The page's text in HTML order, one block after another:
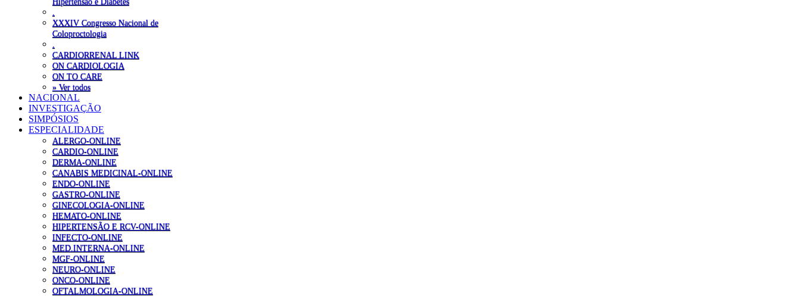
XXXIV Congresso Nacional de
Coloproctologia
CARDIORRENAL LINK
ON CARDIOLOGIA
ON TO CARE
» Ver todos
NACIONAL
INVESTIGAÇÃO
SIMPÓSIOS
ESPECIALIDADE
ALERGO-ONLINE
CARDIO-ONLINE
DERMA-ONLINE
CANABIS MEDICINAL-ONLINE
ENDO-ONLINE
GASTRO-ONLINE
GINECOLOGIA-ONLINE
HEMATO-ONLINE
HIPERTENSÃO E RCV-ONLINE
INFECTO-ONLINE
MED.INTERNA-ONLINE
MGF-ONLINE
NEURO-ONLINE
ONCO-ONLINE
OFTALMOLOGIA-ONLINE